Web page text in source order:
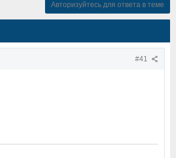
Авторизуйтесь для ответа в теме
#41